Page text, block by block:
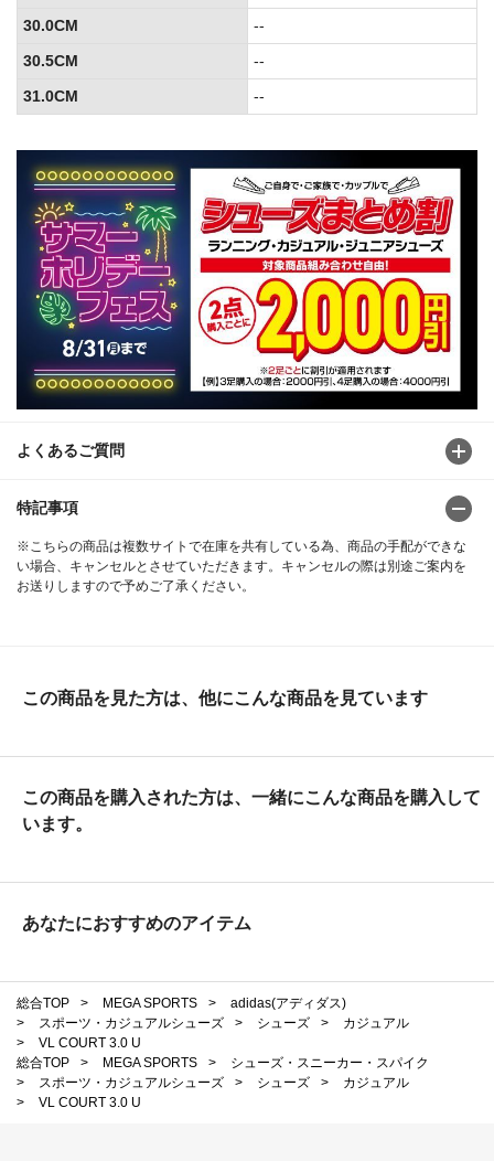
よくあるご質問
特記事項
※こちらの商品は複数サイトで在庫を共有している為、商品の手配ができな
い場合、キャンセルとさせていただきます。キャンセルの際は別途ご案内を
お送りしますので予めご了承ください。
30.0CM
--
30.5CM
--
31.0CM
--
この商品を見た方は、他にこんな商品を見ています
この商品を購入された方は、一緒にこんな商品を購入して
います。
あなたにおすすめのアイテム
総合TOP > MEGA SPORTS >
adidas(アディダス)
>
スポーツ・カジュアルシューズ > シューズ >
カジュアル
>
VL COURT 3.0 U
総合TOP
> MEGA SPORTS >
シューズ・スニーカー・スパイク
>
スポーツ・カジュアルシューズ > シューズ >
カジュアル
>
VL COURT 3.0 U